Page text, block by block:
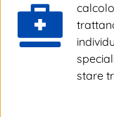
stare